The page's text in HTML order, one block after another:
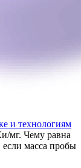
и технологиям
мг. Чему равна
если масса пробы